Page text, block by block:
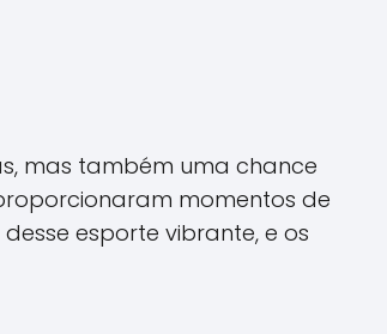
mas também uma chance
momentos de
esporte vibrante, e os